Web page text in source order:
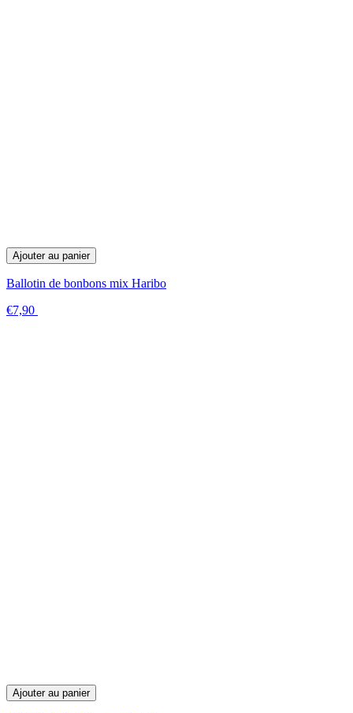
Ajouter au panier
Ballotin de bonbons mix Haribo
€7,90
Ajouter au panier